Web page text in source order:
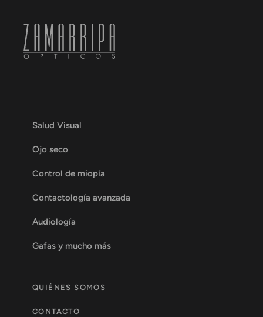
Salud Visual
Ojo seco
Control de miopía
Contactología avanzada
Audiología
Gafas y mucho más
QUIÉNES SOMOS
CONTACTO